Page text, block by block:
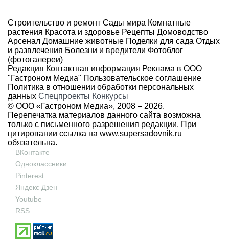
Строительство и ремонт Сады мира Комнатные
растения Красота и здоровье Рецепты Домоводство
Арсенал Домашние животные Поделки для сада Отдых
и развлечения Болезни и вредители Фотоблог
(фотогалереи)
Редакция Контактная информация Реклама в ООО
"Гастроном Медиа" Пользовательское соглашение
Политика в отношении обработки персональных
данных Спецпроекты Конкурсы
© ООО «Гастроном Медиа», 2008 – 2026.
Перепечатка материалов данного сайта возможна
только с письменного разрешения редакции. При
цитировании ссылка на www.supersadovnik.ru
обязательна.
ВКонтакте
Одноклассники
Pinterest
Яндекс Дзен
Youtube
RSS